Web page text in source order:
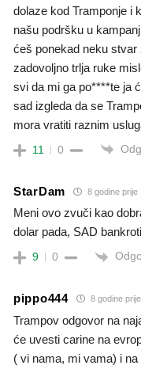
dolaze kod Tramponje i
našu podršku u
ćeš ponekad neku stvar
zadovoljno trlja ruke
svi da mi ga po****te ja
sad izgleda da se
mora vratiti raznim
11 0
StarDam 8 godine prije
Meni ovo zvuči kao
dolar pada, SAD
9 0
pippo444 8 godine prije
Trampov odgovor na
će uvesti carine na
( vi nama, mi vama) i